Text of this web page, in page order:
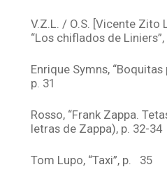
V.Z.L. / O.S. [Vicente Zito
“Los chiflados de Liniers”,
Enrique Symns,
p. 31
Rosso, “Frank Zappa.
letras de Zappa), p. 32-34
Tom Lupo, “Taxi”, p. 35